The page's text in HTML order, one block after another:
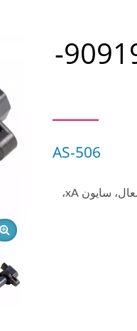
ملف الإشعال تويوتا إيكو 90919-
AS-506
يمكن استبدال AS-506 على تويوتا إيكو 90919-02240 ملف الإشعال، سايون xA،